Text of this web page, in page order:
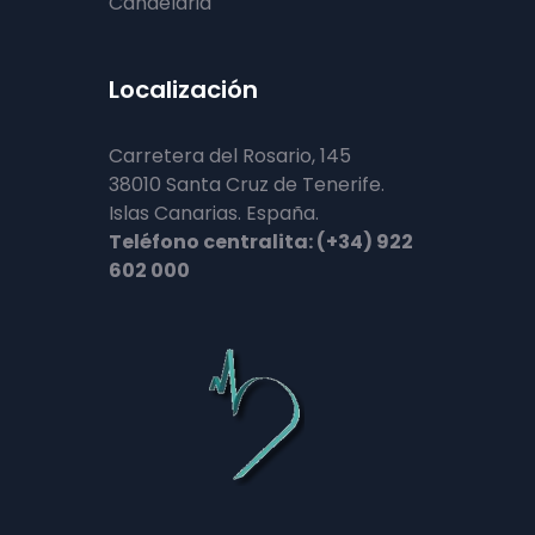
Localización
Carretera del Rosario, 145
38010 Santa Cruz de Tenerife.
Islas Canarias. España.
Teléfono centralita: (+34) 922
602 000